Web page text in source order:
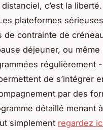
c’est la
plateformes
de contrainte de
déjeuner, ou
régulièrement
de s’intégrer
par des
détaillé menant
simplement regardez